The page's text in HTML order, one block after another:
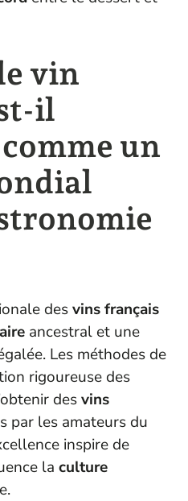
vin
il
un
desvins français
ancestral et une
Les méthodes de
rigoureuse des
desvins
par les amateurs du
inspire de
la culture